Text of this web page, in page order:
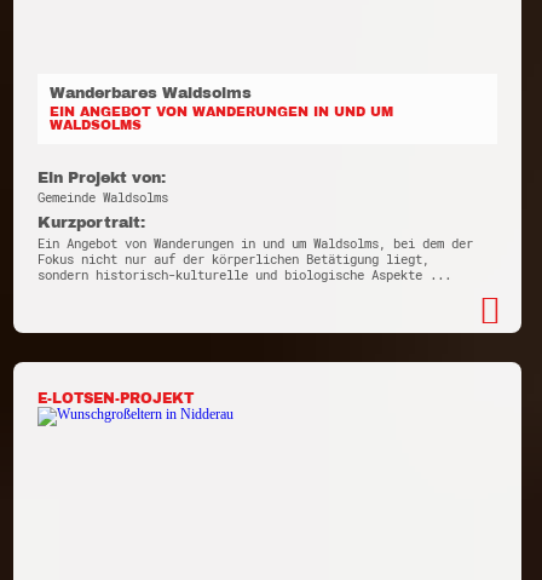
Wanderbares Waldsolms
EIN ANGEBOT VON WANDERUNGEN IN UND UM
WALDSOLMS
Ein Projekt von:
Gemeinde Waldsolms
Kurzportrait:
Ein Angebot von Wanderungen in und um Waldsolms, bei dem der
Fokus nicht nur auf der körperlichen Betätigung liegt,
sondern historisch-kulturelle und biologische Aspekte ...
E-LOTSEN-PROJEKT